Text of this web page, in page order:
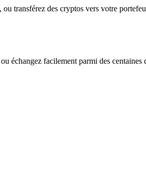
transférez des cryptos vers votre
échangez facilement parmi des